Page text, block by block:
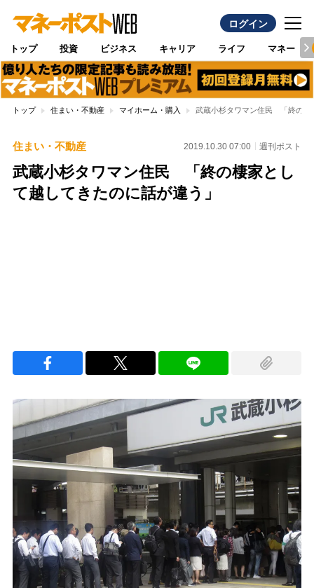
ログイン
トップ 投資 ビジネス キャリア ライフ マネー
トップ 住まい・不動産 マイホーム・購入 武蔵小杉タワマン住民 「終の棲
住まい・不動産 2019.10.30 07:00 週刊ポスト
武蔵小杉タワマン住民 「終の棲家とし
て越してきたのに話が違う」